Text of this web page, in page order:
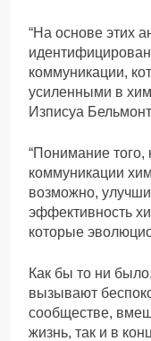
“На основе этих
коммуникации,
усиленными в
Изписуа
“Понимание того,
коммуникации
возможно,
эффективность
которые
Как бы то ни
вызывают
сообществе,
жизнь, так и в